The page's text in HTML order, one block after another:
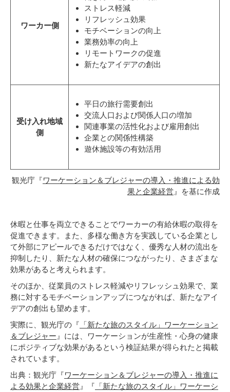
ワーカー側
ストレス軽減
リフレッシュ効果
モチベーションの向上
業務効率の向上
リモートワークの促進
新たなアイデアの創出
受け入れ地域
側
平日の旅行需要創出
交流人口および関係人口の増加
関連事業の活性化および雇用創出
企業との関係性構築
遊休施設等の有効活用
観光庁『ワーケーション＆ブレジャーの導入・推進による効
果と企業経営 』を基に作成
休暇と仕事を両立できることでワーカーの有給休暇の取得を
促進できます。また、多様な働き方を実践している企業とし
て外部にアピールできるだけではなく、優秀な人材の流出を
抑制したり、新たな人材の確保につながったり、さまざまな
効果があると考えられます。
そのほか、従業員のストレス軽減やリフレッシュ効果で、業
務に対するモチベーションアップにつながれば、新たなアイ
デアの創出も望めます。
実際に、観光庁の『 「新たな旅のスタイル」ワーケーション
＆ブレジャー 』には、ワーケーションが生産性・心身の健康
にポジティブな効果があるという検証結果が得られたと掲載
されています。
出典：観光庁『ワーケーション＆ブレジャーの導入・推進に
よる効果と企業経営 』『 「新たな旅のスタイル」ワーケーシ